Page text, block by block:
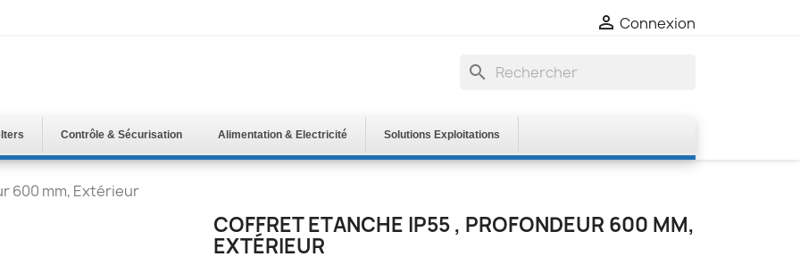
 Connexion
search
Contrôle & Sécurisation Alimentation & Electricité Solutions Exploitations
600 mm, Extérieur
COFFRET ETANCHE IP55 , PROFONDEUR 600 MM,
EXTÉRIEUR